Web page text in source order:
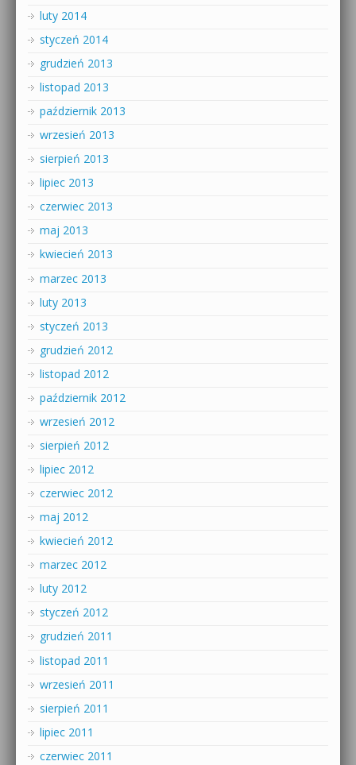
luty 2014
styczeń 2014
grudzień 2013
listopad 2013
październik 2013
wrzesień 2013
sierpień 2013
lipiec 2013
czerwiec 2013
maj 2013
kwiecień 2013
marzec 2013
luty 2013
styczeń 2013
grudzień 2012
listopad 2012
październik 2012
wrzesień 2012
sierpień 2012
lipiec 2012
czerwiec 2012
maj 2012
kwiecień 2012
marzec 2012
luty 2012
styczeń 2012
grudzień 2011
listopad 2011
wrzesień 2011
sierpień 2011
lipiec 2011
czerwiec 2011